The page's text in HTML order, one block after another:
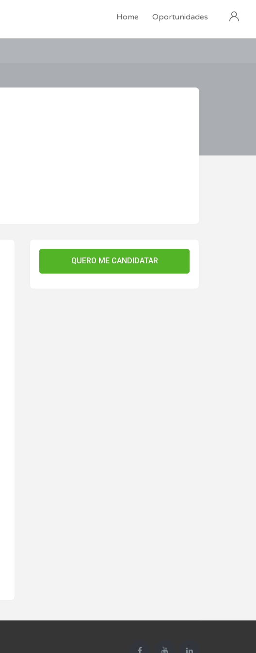
Home Oportunidades
QUERO ME CANDIDATAR